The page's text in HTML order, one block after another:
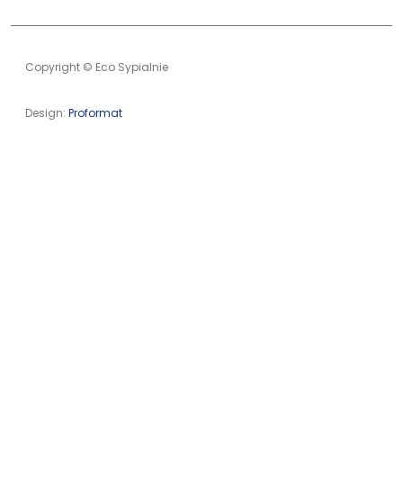
Copyright © Eco Sypialnie
Design: Proformat